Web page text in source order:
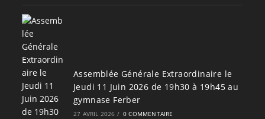
Assemblée Générale Extraordinaire le
Jeudi 11 Juin 2026 de 19h30 à 19h45 au
gymnase Ferber
27 AVRIL 2026 / 0 COMMENTAIRE